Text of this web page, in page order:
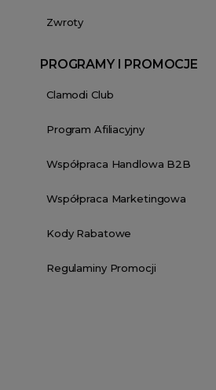
Zwroty
PROGRAMY I PROMOCJE
Clamodi Club
Program Afiliacyjny
Współpraca Handlowa B2B
Współpraca Marketingowa
Kody Rabatowe
Regulaminy Promocji